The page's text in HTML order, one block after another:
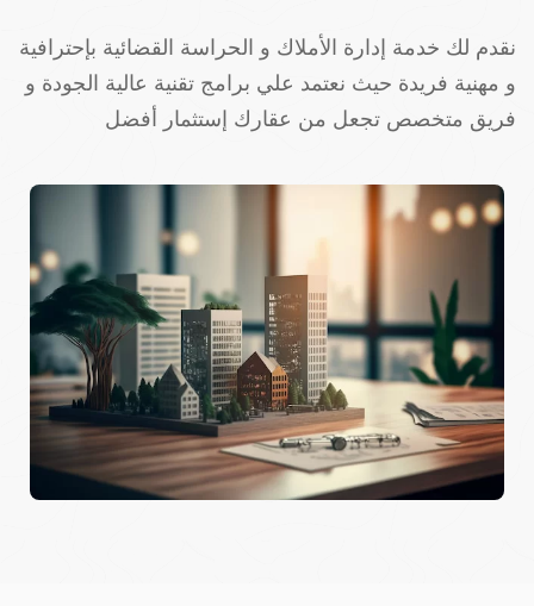
نقدم لك خدمة إدارة الأملاك و الحراسة القضائية بإحترافية
و مهنية فريدة حيث نعتمد علي برامج تقنية عالية الجودة و
فريق متخصص تجعل من عقارك إستثمار أفضل